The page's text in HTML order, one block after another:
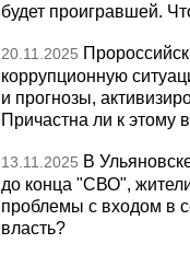
будет проигравшей.
20.11.2025
коррупционную
и прогнозы,
Причастна ли к этому
13.11.2025 В
до конца "СВО",
проблемы с входом в
власть?